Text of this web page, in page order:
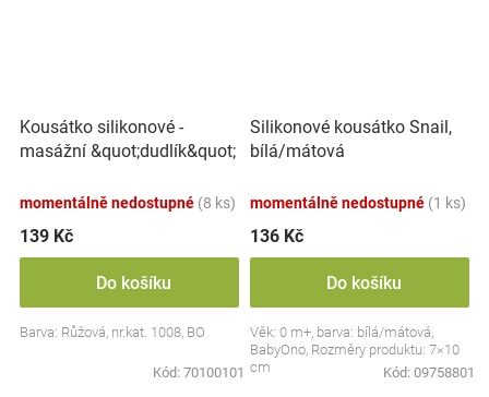
Kousátko silikonové -
masážní &quot;dudlík&quot;
momentálně nedostupné (8 ks)
139 Kč
Do košíku
Barva: Růžová, nr.kat. 1008, BO
Kód: 70100101
Silikonové kousátko Snail,
bílá/mátová
momentálně nedostupné (1 ks)
136 Kč
Do košíku
Věk: 0 m+, barva: bílá/mátová,
BabyOno, Rozměry produktu: 7×10
cm
Kód: 09758801